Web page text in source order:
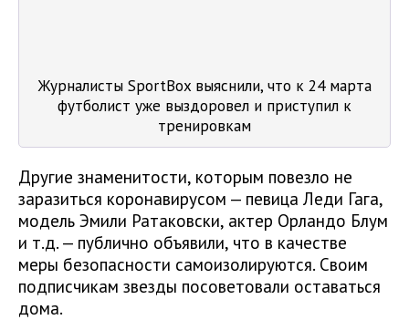
Журналисты SportBox выяснили, что к 24 марта
футболист уже выздоровел и приступил к
тренировкам
Другие знаменитости, которым повезло не
заразиться коронавирусом — певица Леди Гага,
модель Эмили Ратаковски, актер Орландо Блум
и т.д. — публично объявили, что в качестве
меры безопасности самоизолируются. Своим
подписчикам звезды посоветовали оставаться
дома.